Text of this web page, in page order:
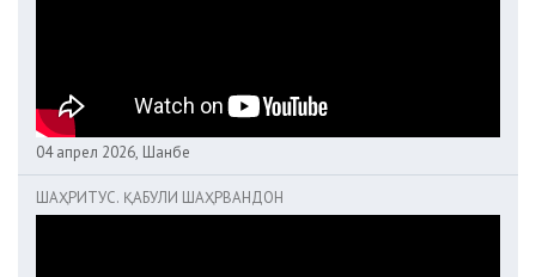
04 апрел 2026, Шанбе
ШАҲРИТУС. ҚАБУЛИ ШАҲРВАНДОН